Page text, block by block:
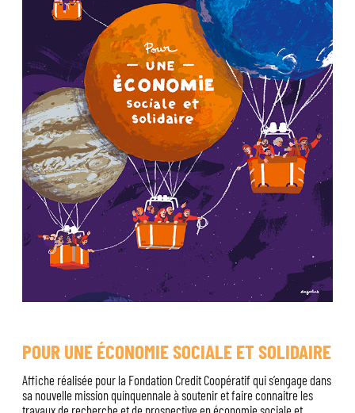
POUR UNE ÉCONOMIE SOCIALE ET SOLIDAIRE
Affiche réalisée pour la Fondation Credit Coopératif qui s’engage dans
sa nouvelle mission quinquennale à soutenir et faire connaitre les
travaux de recherche et de prospective en économie sociale et